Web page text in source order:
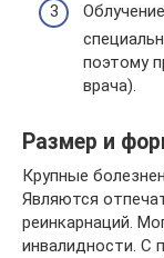
поэтому
врача).
Размер и
Крупные
Являются
реинкарнаций.
инвалидности. С